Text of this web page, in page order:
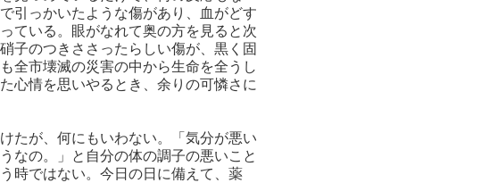
引っかいたような傷があり、血がどす
ている。眼がなれて奥の方を見ると次
子のつきささったらしい傷が、黒く固
全市壊滅の災害の中から生命を全うし
心情を思いやるとき、余りの可憐さに
たが、何にもいわない。「気分が悪い
なの。」と自分の体の調子の悪いこと
時ではない。今日の日に備えて、薬